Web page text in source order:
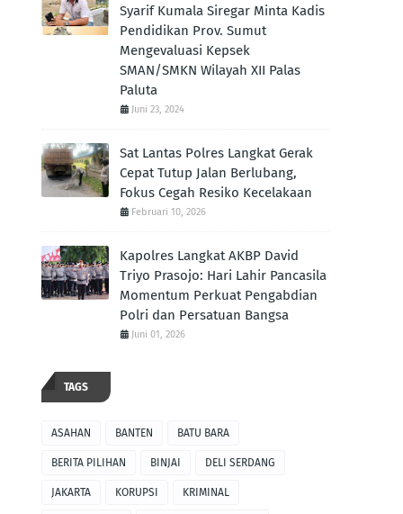
Syarif Kumala Siregar Minta Kadis
Pendidikan Prov. Sumut
Mengevaluasi Kepsek
SMAN/SMKN Wilayah XII Palas
Paluta
Juni 23, 2024
Sat Lantas Polres Langkat Gerak
Cepat Tutup Jalan Berlubang,
Fokus Cegah Resiko Kecelakaan
Februari 10, 2026
Kapolres Langkat AKBP David
Triyo Prasojo: Hari Lahir Pancasila
Momentum Perkuat Pengabdian
Polri dan Persatuan Bangsa
Juni 01, 2026
TAGS
ASAHAN BANTEN BATU BARA
BERITA PILIHAN BINJAI DELI SERDANG
JAKARTA KORUPSI KRIMINAL